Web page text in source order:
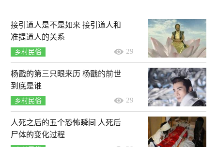
接引道人是不是如来 接引道人和
准提道人的关系
乡村民俗 29
杨戬的第三只眼来历 杨戬的前世
到底是谁
乡村民俗 29
人死之后的五个恐怖瞬间 人死后
尸体的变化过程